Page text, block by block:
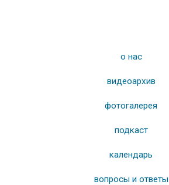
о нас
видеоархив
фотогалерея
подкаст
календарь
вопросы и ответы